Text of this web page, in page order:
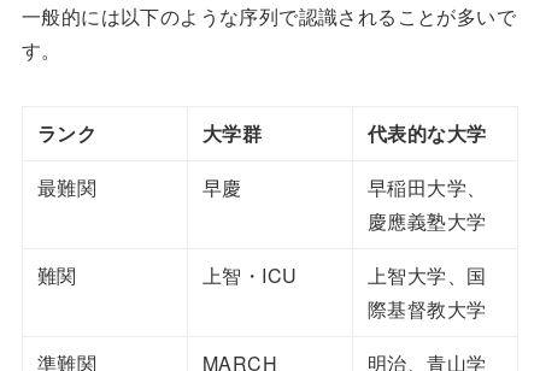
一般的には以下のような序列で認識されることが多いで
す。
ランク 大学群
代表的な大学
最難関
早慶
早稲田大学、
慶應義塾大学
難関
上智・ICU
上智大学、国
際基督教大学
準難関
MARCH
明治、青山学